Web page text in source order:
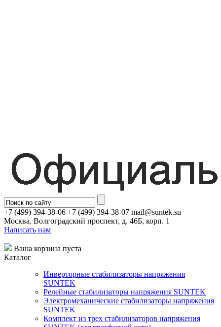
+7 (499) 394-38-06 +7 (499) 394-38-07 mail@suntek.su
Москва, Волгоградский проспект, д. 46Б, корп. 1
Написать нам
Ваша корзина пуста
Каталог
Инверторные стабилизаторы напряжения
SUNTEK
Релейные стабилизаторы напряжения SUNTEK
Электромеханические стабилизаторы напряжения
SUNTEK
Комплект из трех стабилизаторов напряжения